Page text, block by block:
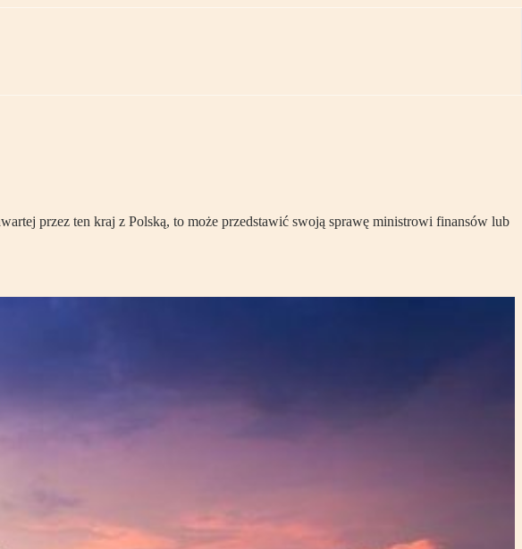
przez ten kraj z Polską, to może przedstawić swoją sprawę ministrowi finansów lub